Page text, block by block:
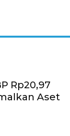
Rp20,97
Aset